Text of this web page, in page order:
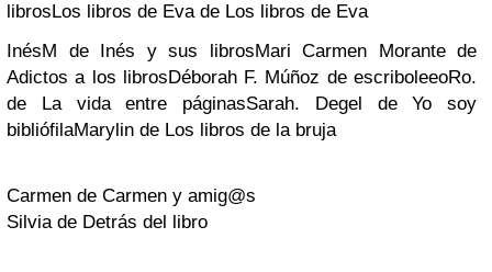
librosLos libros de Eva de Los libros de Eva
InésM de Inés y sus librosMari Carmen Morante de
Adictos a los librosDéborah F. Múñoz de escriboleeoRo.
de La vida entre páginasSarah. Degel de Yo soy
bibliófilaMarylin de Los libros de la bruja
Carmen de Carmen y amig@s
Silvia de Detrás del libro